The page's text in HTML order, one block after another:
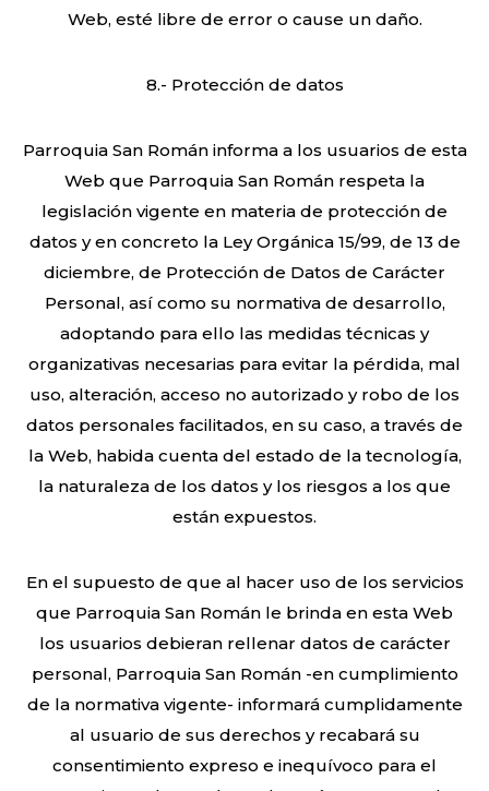
Web, esté libre de error o cause un daño.
8.- Protección de datos
Parroquia San Román informa a los usuarios de esta
Web que Parroquia San Román respeta la
legislación vigente en materia de protección de
datos y en concreto la Ley Orgánica 15/99, de 13 de
diciembre, de Protección de Datos de Carácter
Personal, así como su normativa de desarrollo,
adoptando para ello las medidas técnicas y
organizativas necesarias para evitar la pérdida, mal
uso, alteración, acceso no autorizado y robo de los
datos personales facilitados, en su caso, a través de
la Web, habida cuenta del estado de la tecnología,
la naturaleza de los datos y los riesgos a los que
están expuestos.
En el supuesto de que al hacer uso de los servicios
que Parroquia San Román le brinda en esta Web
los usuarios debieran rellenar datos de carácter
personal, Parroquia San Román -en cumplimiento
de la normativa vigente- informará cumplidamente
al usuario de sus derechos y recabará su
consentimiento expreso e inequívoco para el